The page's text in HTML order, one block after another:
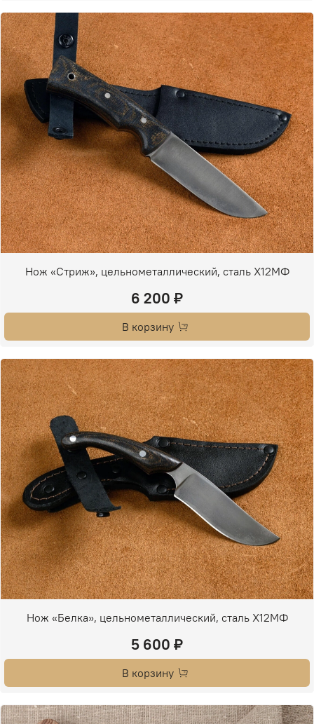
Нож «Стриж», цельнометаллический, сталь Х12МФ
6 200 ₽
В корзину
Нож «Белка», цельнометаллический, сталь Х12МФ
5 600 ₽
В корзину